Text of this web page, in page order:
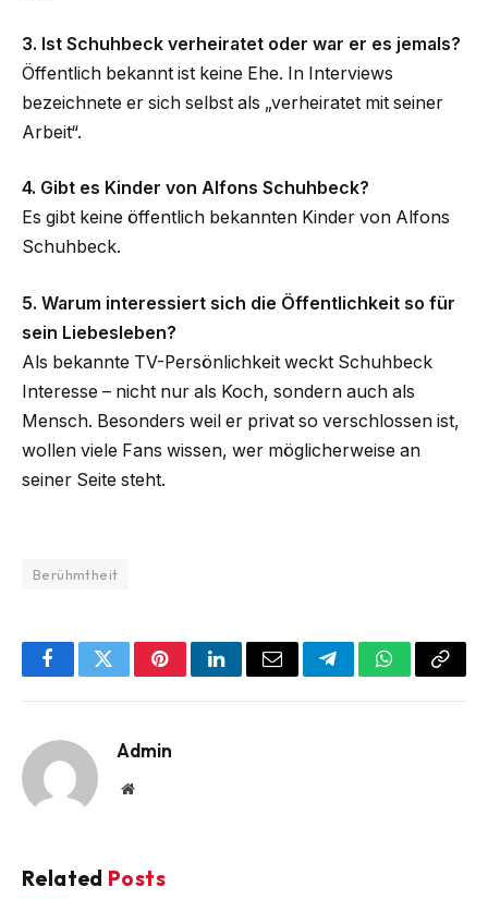
3. Ist Schuhbeck verheiratet oder war er es jemals?
Öffentlich bekannt ist keine Ehe. In Interviews
bezeichnete er sich selbst als „verheiratet mit seiner
Arbeit“.
4. Gibt es Kinder von Alfons Schuhbeck?
Es gibt keine öffentlich bekannten Kinder von Alfons
Schuhbeck.
5. Warum interessiert sich die Öffentlichkeit so für
sein Liebesleben?
Als bekannte TV-Persönlichkeit weckt Schuhbeck
Interesse – nicht nur als Koch, sondern auch als
Mensch. Besonders weil er privat so verschlossen ist,
wollen viele Fans wissen, wer möglicherweise an
seiner Seite steht.
Berühmtheit
FacebookTwitterPinterestLinkedInEmail TelegramWhatsApp
Copy
Admin
Website
Related Posts